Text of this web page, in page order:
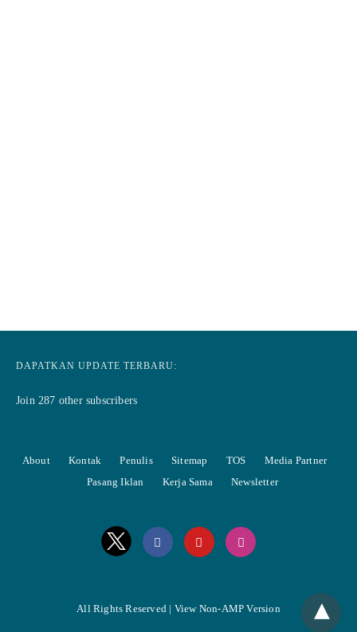
DAPATKAN UPDATE TERBARU:
Join 287 other subscribers
About Kontak Penulis Sitemap TOS
Media Partner
Pasang Iklan
Kerja Sama Newsletter
All Rights Reserved | View Non-AMP Version